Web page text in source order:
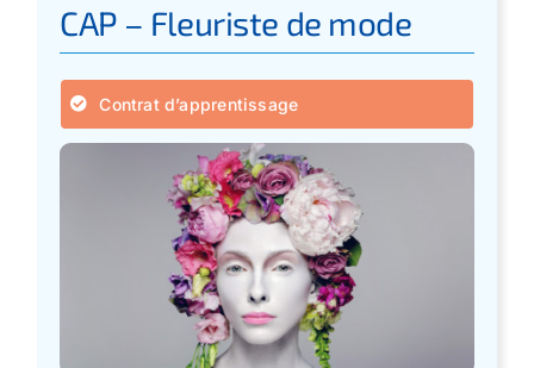
CAP – Fleuriste de mode
Contrat d’apprentissage